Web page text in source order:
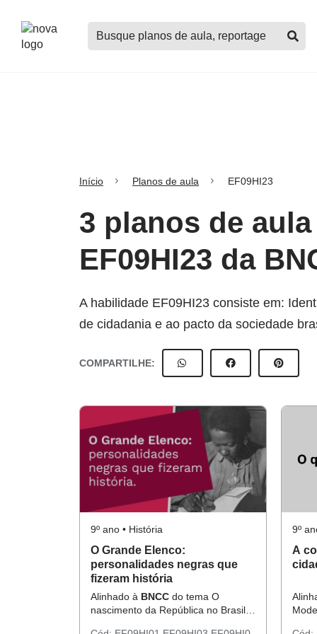
Buscar
planos
Início Planos de aula EF09HI23
3 planos de
EF09HI23 da
A habilidade EF09HI23 consiste em:
de cidadania e ao pacto da sociedade
COMPARTILHE:
9º ano • História
O Grande Elenco:
personalidades negras que
fizeram história
Alinhado à BNCC do tema O
nascimento da República no Brasil e
9º
A